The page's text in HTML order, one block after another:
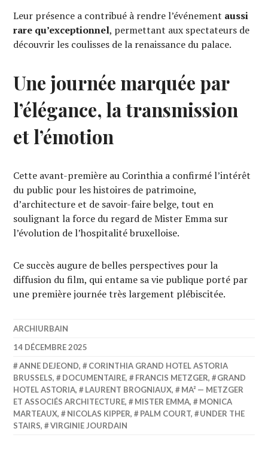
Leur présence a contribué à rendre l’événement aussi
rare qu’exceptionnel, permettant aux spectateurs de
découvrir les coulisses de la renaissance du palace.
Une journée marquée par
l’élégance, la transmission
et l’émotion
Cette avant-première au Corinthia a confirmé l’intérêt
du public pour les histoires de patrimoine,
d’architecture et de savoir-faire belge, tout en
soulignant la force du regard de Mister Emma sur
l’évolution de l’hospitalité bruxelloise.
Ce succès augure de belles perspectives pour la
diffusion du film, qui entame sa vie publique porté par
une première journée très largement plébiscitée.
ARCHIURBAIN
14 DÉCEMBRE 2025
ANNE DEJEOND,
CORINTHIA GRAND HOTEL ASTORIA
BRUSSELS, DOCUMENTAIRE, FRANCIS METZGER,
GRAND
HOTEL ASTORIA, LAURENT BROGNIAUX,
MA² — METZGER
ET ASSOCIÉS ARCHITECTURE, MISTER EMMA,
MONICA
MARTEAUX, NICOLAS KIPPER, PALM COURT,
UNDER THE
STAIRS, VIRGINIE JOURDAIN